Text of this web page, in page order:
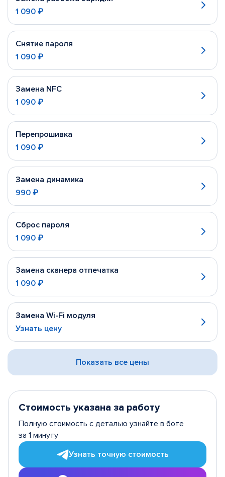
1 090 ₽
Снятие пароля
1 090 ₽
Замена NFC
1 090 ₽
Перепрошивка
1 090 ₽
Замена динамика
990 ₽
Сброс пароля
1 090 ₽
Замена сканера отпечатка
1 090 ₽
Замена Wi-Fi модуля
Узнать цену
Показать все цены
Стоимость указана за работу
Полную стоимость с деталью узнайте в боте
за 1 минуту
Узнать точную стоимость